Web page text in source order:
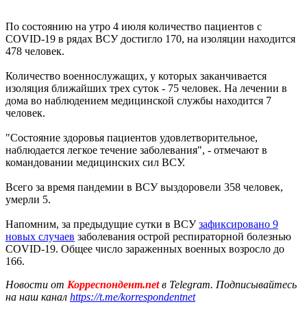
По состоянию на утро 4 июля количество пациентов с
COVID-19 в рядах ВСУ достигло 170, на изоляции находится
478 человек.
Количество военнослужащих, у которых заканчивается
изоляция ближайших трех суток - 75 человек. На лечении в
дома во наблюдением медицинской службы находится 7
человек.
"Состояние здоровья пациентов удовлетворительное,
наблюдается легкое течение заболевания", - отмечают в
командовании медицинских сил ВСУ.
Всего за время пандемии в ВСУ выздоровели 358 человек,
умерли 5.
Напомним, за предыдущие сутки в ВСУзафиксировано 9
новых случаев заболевания острой респираторной болезнью
COVID-19. Общее число зараженных военных возросло до
166.
Новости от Корреспондент.netв Telegram. Подписывайтесь
на наш канал https://t.me/korrespondentnet